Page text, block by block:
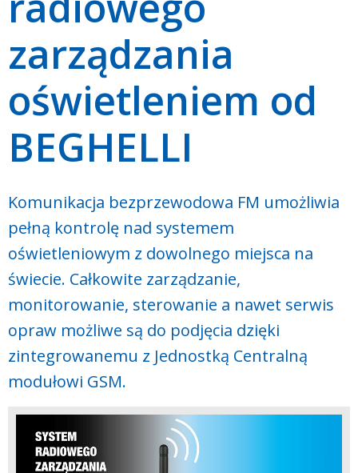
zarządzania
oświetleniem od
BEGHELLI
Komunikacja bezprzewodowa FM umożliwia
pełną kontrolę nad systemem
oświetleniowym z dowolnego miejsca na
świecie. Całkowite zarządzanie,
monitorowanie, sterowanie a nawet serwis
opraw możliwe są do podjęcia dzięki
zintegrowanemu z Jednostką Centralną
modułowi GSM.